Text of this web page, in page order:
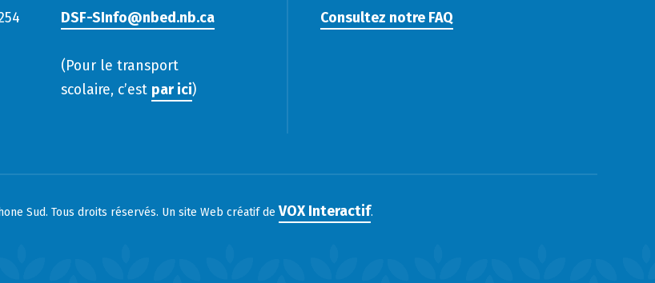
DSF-SInfo@nbed.nb.ca
(Pour le transport
scolaire, c’est par ici)
Consultez notre FAQ
Sud. Tous droits réservés. Un site Web créatif de VOX Interactif.